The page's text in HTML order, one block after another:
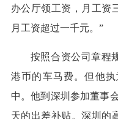
办公厅领工资，月工资
月工资超过一千元。”
按照合资公司章程
港币的车马费。但他
中。他到深圳参加董事
天的出差补贴。深圳的